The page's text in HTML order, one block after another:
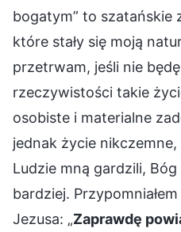
bogatym” to szatańskie
które stały się moją
przetrwam, jeśli nie
rzeczywistości takie
osobiste i materialne
jednak życie
Ludzie mną gardzili,
bardziej.
Jezusa: „Zaprawdę